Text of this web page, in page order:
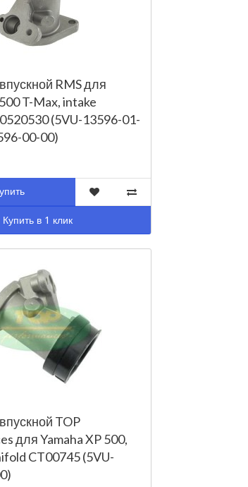
RMS для
T-Max, intake
(5VU-13596-01-
00-00)
Купить в 1 клик
TOP
для Yamaha XP 500,
CT00745 (5VU-